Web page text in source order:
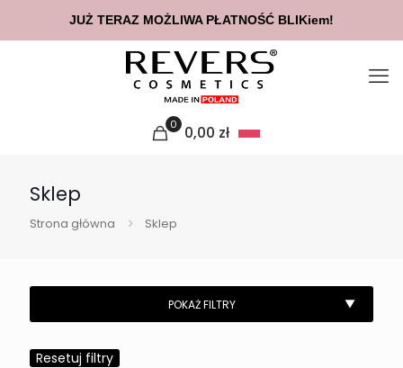
0 0,00 zł
Sklep
Strona główna Sklep
Resetuj filtry
JUŻ TERAZ MOŻLIWA PŁATNOŚĆ BLIKiem!